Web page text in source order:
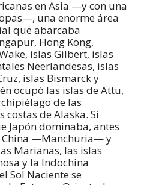
en Asia —y con una
una enorme área
que abarcaba
Hong Kong,
islas Gilbert, islas
Neerlandesas, islas
islas Bismarck y
ocupó las islas de Attu,
de las
costas de Alaska. Si
Japón dominaba, antes
China —Manchuria— y
Marianas, las islas
y la Indochina
Sol Naciente se